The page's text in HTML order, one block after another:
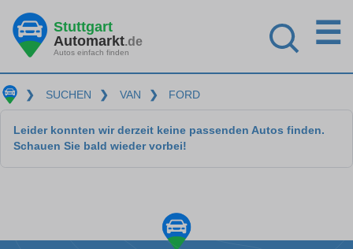
Stuttgart
Automarkt.de
Autos einfach finden
☰
❯ SUCHEN ❯ VAN ❯ FORD
Leider konnten wir derzeit keine passenden Autos finden.
Schauen Sie bald wieder vorbei!